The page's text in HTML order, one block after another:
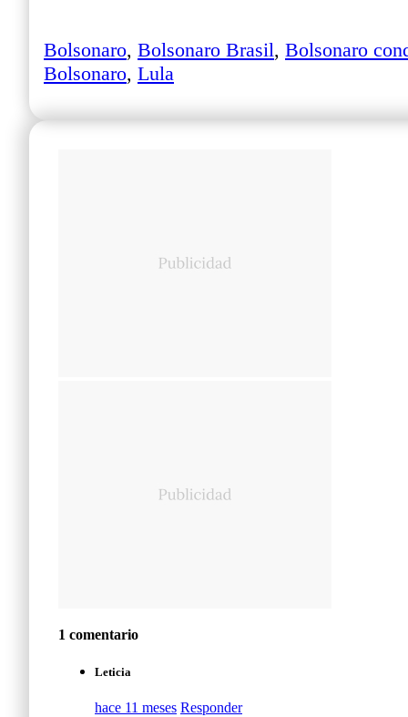
Bolsonaro, Bolsonaro Brasil, Bolsonaro
Bolsonaro, Lula
1 comentario
Leticia
hace 11 meses Responder